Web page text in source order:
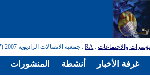
والاجتماعات:
RA: جمعية الاتصالات الراديوية 2007 (RA-07)
المنشورات أنشطة غرفة الأخبار